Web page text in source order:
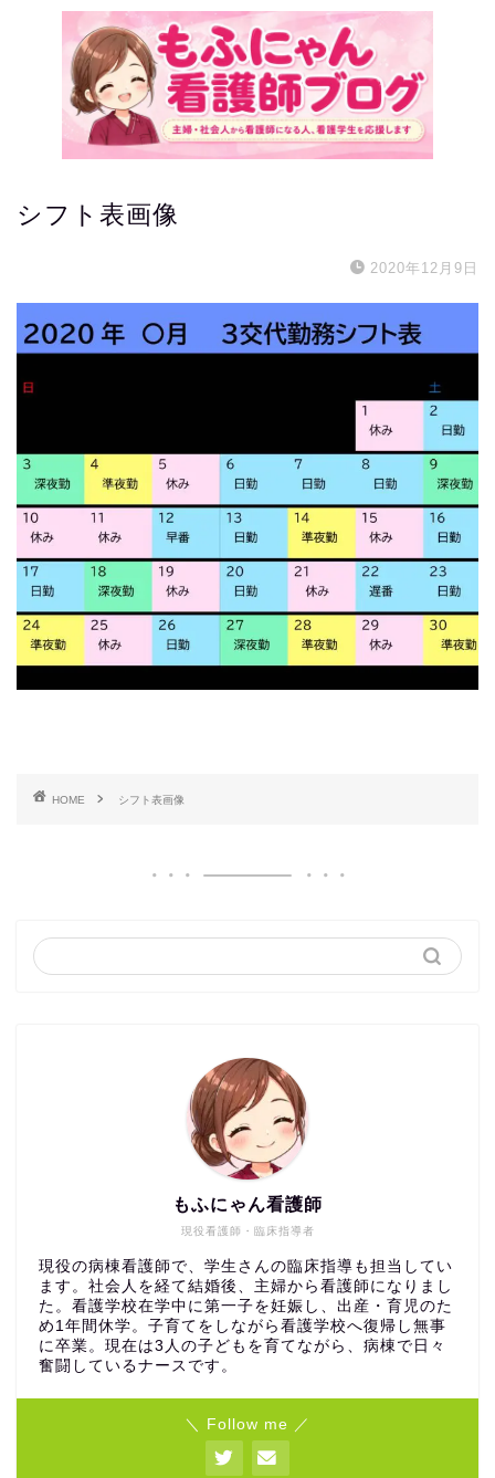
シフト表画像
2020年12月9日
HOME シフト表画像
現役看護師・臨床指導者
もふにゃん看護師
現役の病棟看護師で、学生さんの臨床指導も担当してい
ます。社会人を経て結婚後、主婦から看護師になりまし
た。看護学校在学中に第一子を妊娠し、出産・育児のた
め1年間休学。子育てをしながら看護学校へ復帰し無事
に卒業。現在は3人の子どもを育てながら、病棟で日々
奮闘しているナースです。
＼ Follow me ／